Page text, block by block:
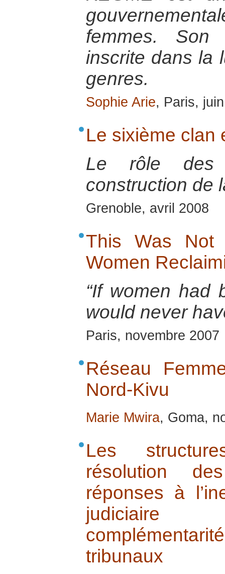
femmes. Son
inscrite dans la
genres.
Sophie Arie, Paris,
Le sixième clan
Le rôle des
construction de
Grenoble, avril 2008
This Was Not
Women
“If women had
would never
Paris, novembre 2007
Réseau
Nord-Kivu
Marie Mwira, Goma,
Les
résolution
réponses à
judiciaire
tribunaux